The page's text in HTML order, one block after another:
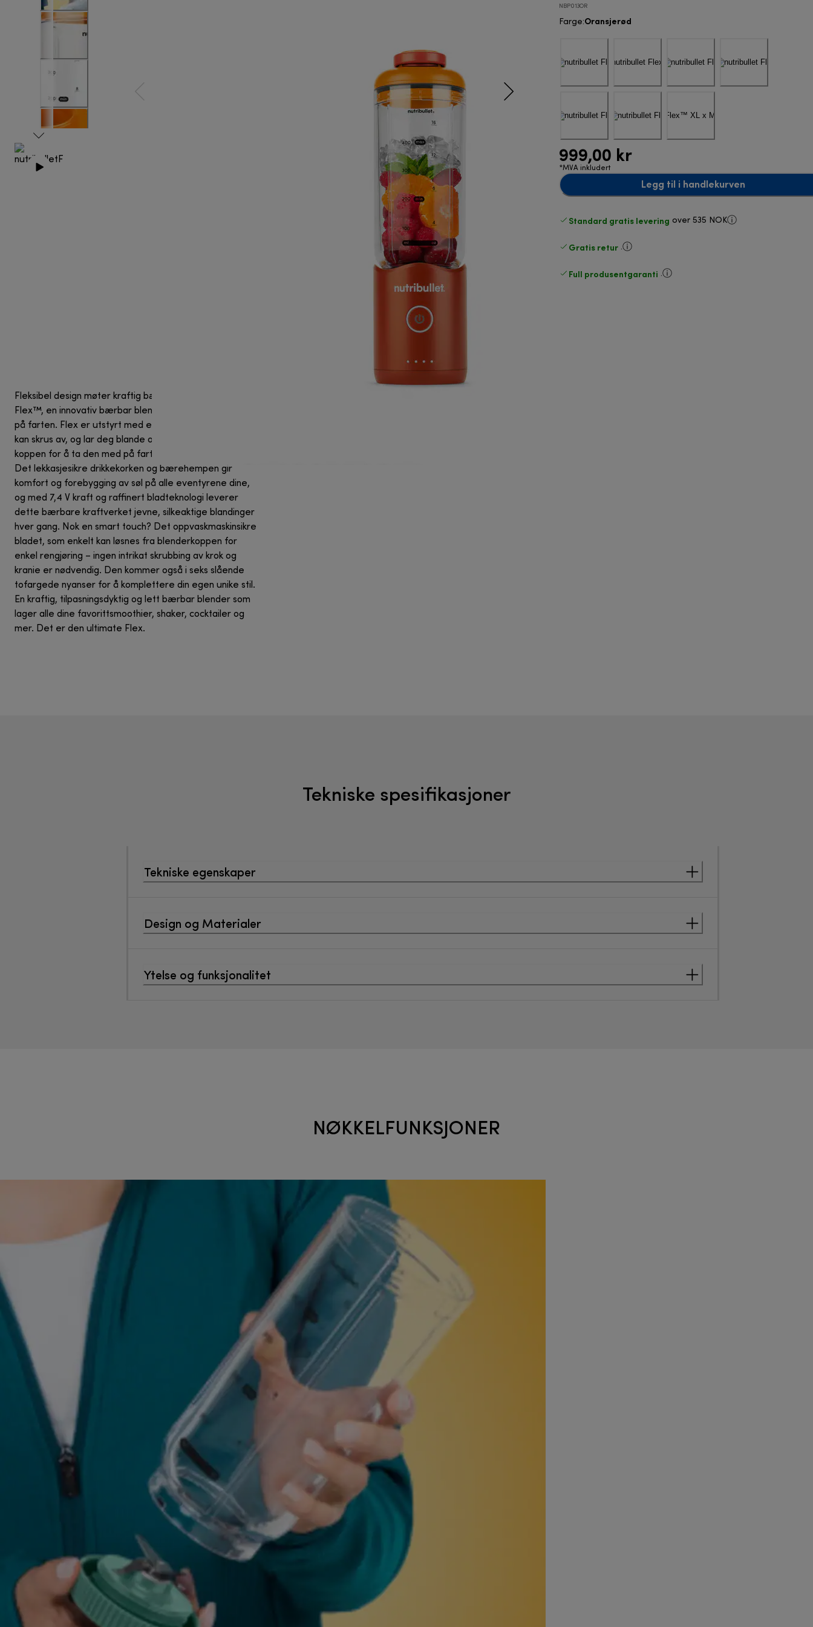
NBP013OR
Farge:Oransjerød
999,00 kr
*MVA inkludert
Legg til i handlekurven
Standard gratis levering over 535 NOK
Gratis retur .
Full produsentgaranti .
Fleksibel design møter kraftig bærbarhet med nutribullet
Flex™, en innovativ bærbar blender konstruert for livet
på farten. Flex er utstyrt med en unik motorbase som
kan skrus av, og lar deg blande og deretter koble fra
koppen for å ta den med på farten – uten ekstra vekt.
Det lekkasjesikre drikkekorken og bærehempen gir
komfort og forebygging av søl på alle eventyrene dine,
og med 7,4 V kraft og raffinert bladteknologi leverer
dette bærbare kraftverket jevne, silkeaktige blandinger
hver gang. Nok en smart touch? Det oppvaskmaskinsikre
bladet, som enkelt kan løsnes fra blenderkoppen for
enkel rengjøring – ingen intrikat skrubbing av krok og
kranie er nødvendig. Den kommer også i seks slående
tofargede nyanser for å komplettere din egen unike stil.
En kraftig, tilpasningsdyktig og lett bærbar blender som
lager alle dine favorittsmoothier, shaker, cocktailer og
mer. Det er den ultimate Flex.
Tekniske spesifikasjoner
Tekniske egenskaper
Design og Materialer
Ytelse og funksjonalitet
NØKKELFUNKSJONER